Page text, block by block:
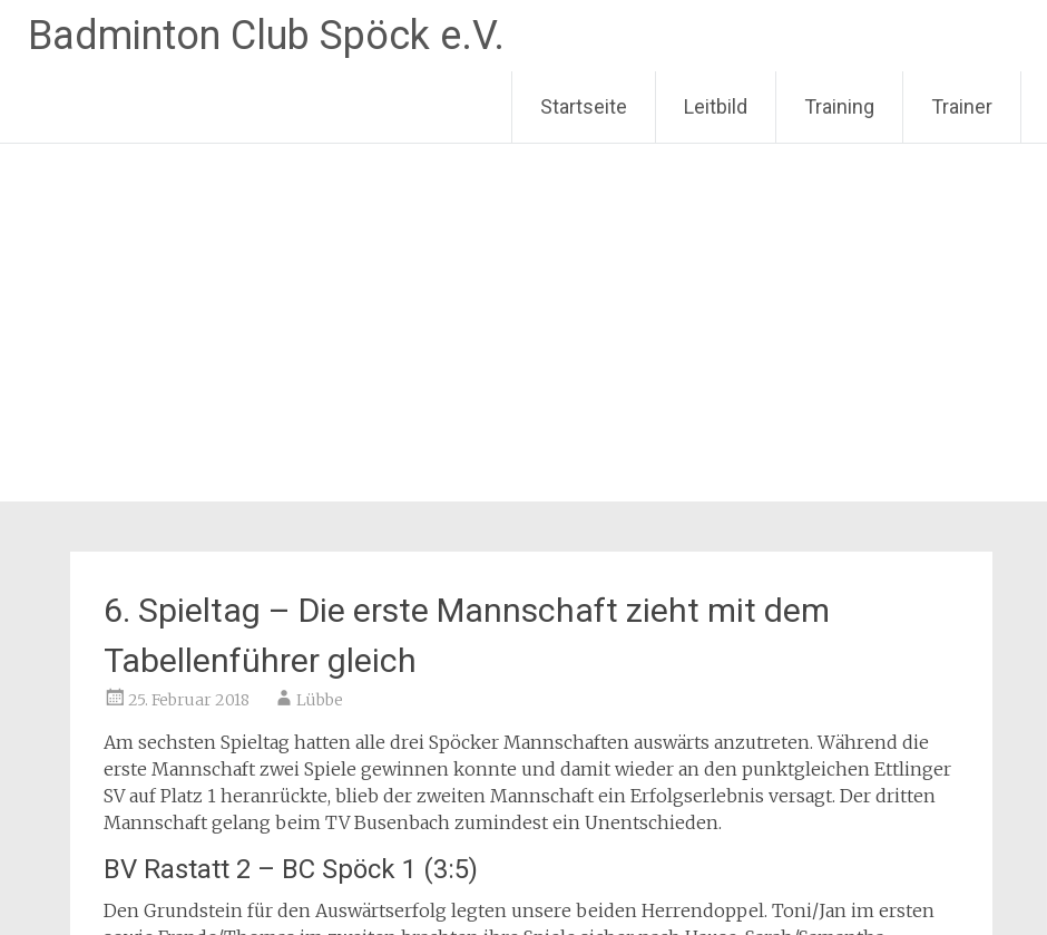
InhaltBadminton Club Spöck e.V.
Startseite Leitbild Training Trainer
6. Spieltag – Die erste Mannschaft zieht mit dem
Tabellenführer gleich
25. Februar 2018 Lübbe
Am sechsten Spieltag hatten alle drei Spöcker Mannschaften auswärts anzutreten. Während die
erste Mannschaft zwei Spiele gewinnen konnte und damit wieder an den punktgleichen Ettlinger
SV auf Platz 1 heranrückte, blieb der zweiten Mannschaft ein Erfolgserlebnis versagt. Der dritten
Mannschaft gelang beim TV Busenbach zumindest ein Unentschieden.
BV Rastatt 2 – BC Spöck 1 (3:5)
Den Grundstein für den Auswärtserfolg legten unsere beiden Herrendoppel. Toni/Jan im ersten